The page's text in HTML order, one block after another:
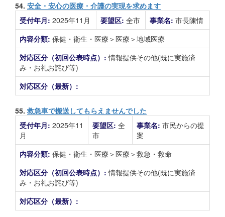
54. 安全・安心の医療・介護の実現を求めます
受付年月: 2025年11月 要望区: 全市 事業名: 市長陳情
内容分類: 保健・衛生・医療＞医療＞地域医療
対応区分（初回公表時点）:情報提供その他(既に実施済
み・お礼お詫び等)
対応区分（最新）:
55. 救急車で搬送してもらえませんでした
受付年月: 2025年11
月
要望区: 全
市
事業名: 市民からの提
案
内容分類: 保健・衛生・医療＞医療＞救急・救命
対応区分（初回公表時点）:情報提供その他(既に実施済
み・お礼お詫び等)
対応区分（最新）: